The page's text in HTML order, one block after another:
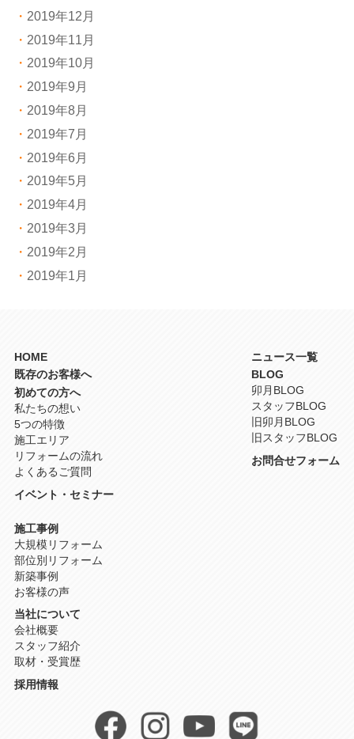
2019年12月
2019年11月
2019年10月
2019年9月
2019年8月
2019年7月
2019年6月
2019年5月
2019年4月
2019年3月
2019年2月
2019年1月
HOME
既存のお客様へ
初めての方へ
私たちの想い
5つの特徴
施工エリア
リフォームの流れ
よくあるご質問
イベント・セミナー
施工事例
大規模リフォーム
部位別リフォーム
新築事例
お客様の声
当社について
会社概要
スタッフ紹介
取材・受賞歴
採用情報
ニュース一覧
BLOG
卯月BLOG
スタッフBLOG
旧卯月BLOG
旧スタッフBLOG
お問合せフォーム